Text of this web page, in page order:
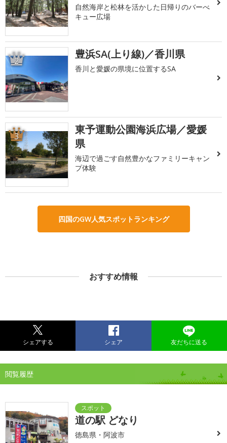
自然海岸と松林を活かした日帰りのバーべ
キュー広場
2 豊浜SA(上り線)／香川県
香川と愛媛の県境に位置するSA
3
東予運動公園海浜広場／愛媛
県
海辺で過ごす自然豊かなファミリーキャン
プ体験
四国のGW人気スポットランキング
おすすめ情報
シェアする シェア 友だちに送る
閲覧履歴
道の駅 どなり
徳島県・阿波市